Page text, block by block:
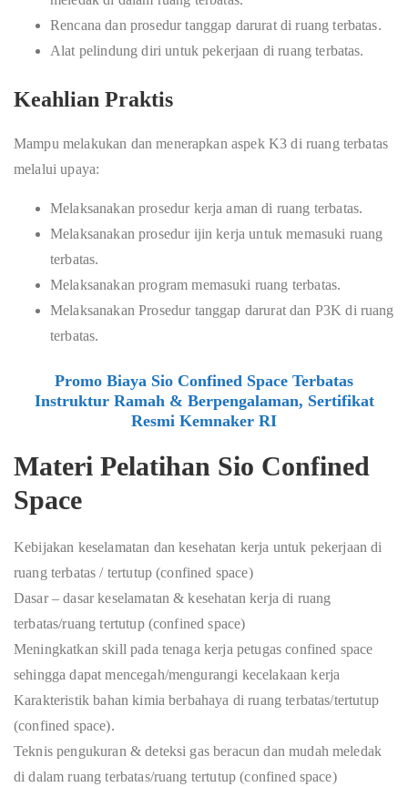
Rencana dan prosedur tanggap darurat di ruang terbatas.
Alat pelindung diri untuk pekerjaan di ruang terbatas.
Keahlian Praktis
Mampu melakukan dan menerapkan aspek K3 di ruang terbatas
melalui upaya:
Melaksanakan prosedur kerja aman di ruang terbatas.
Melaksanakan prosedur ijin kerja untuk memasuki ruang
terbatas.
Melaksanakan program memasuki ruang terbatas.
Melaksanakan Prosedur tanggap darurat dan P3K di ruang
terbatas.
Promo Biaya Sio Confined Space Terbatas
Instruktur Ramah & Berpengalaman, Sertifikat
Resmi Kemnaker RI
Materi Pelatihan Sio Confined
Space
Kebijakan keselamatan dan kesehatan kerja untuk pekerjaan di
ruang terbatas / tertutup (confined space)
Dasar – dasar keselamatan & kesehatan kerja di ruang
terbatas/ruang tertutup (confined space)
Meningkatkan skill pada tenaga kerja petugas confined space
sehingga dapat mencegah/mengurangi kecelakaan kerja
Karakteristik bahan kimia berbahaya di ruang terbatas/tertutup
(confined space).
Teknis pengukuran & deteksi gas beracun dan mudah meledak
di dalam ruang terbatas/ruang tertutup (confined space)